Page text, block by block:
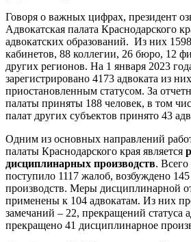
Говоря о важных цифрах, президент
Адвокатская палата Краснодарского
адвокатских образований. Из них
кабинетов, 88 коллегии, 26 бюро, 12
других регионов. На 1 января 2023
зарегистрировано 4173 адвоката из
приостановленным статусом. За
палаты приняты 188 человек, в том
палат других субъектов принято 43
Одним из основных направлений
палаты Краснодарского края является
дисциплинарных производств. Всего
поступило 1117 жалоб, возбуждено
производств. Меры дисциплинарной
применены к 104 адвокатам. Из них
замечаний – 22, прекращений статуса
прекращено 41 дисциплинарное